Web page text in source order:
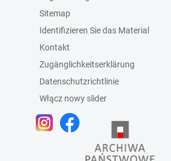
Sitemap
Identifizieren Sie das Material
Kontakt
Zugänglichkeitserklärung
Datenschutzrichtlinie
Włącz nowy slider